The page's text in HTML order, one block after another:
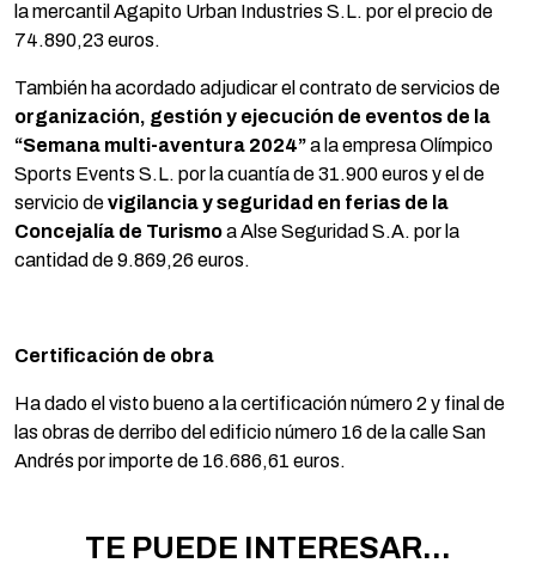
la mercantil Agapito Urban Industries S.L. por el precio de
74.890,23 euros.
También ha acordado adjudicar el contrato de servicios de
organización, gestión y ejecución de eventos de la
“Semana multi-aventura 2024”a la empresa Olímpico
Sports Events S.L. por la cuantía de 31.900 euros y el de
servicio devigilancia y seguridad en ferias de la
Concejalía de Turismoa Alse Seguridad S.A. por la
cantidad de 9.869,26 euros.
Certificación de obra
Ha dado el visto bueno a la certificación número 2 y final de
las obras de derribo del edificio número 16 de la calle San
Andrés por importe de 16.686,61 euros.
TE PUEDE INTERESAR...